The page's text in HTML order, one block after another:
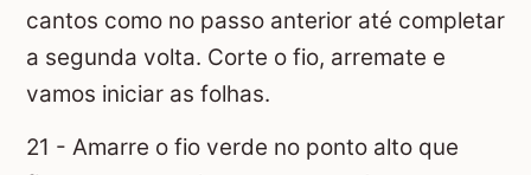
cantos como no passo anterior até completar
a segunda volta. Corte o fio, arremate e
vamos iniciar as folhas.
21 - Amarre o fio verde no ponto alto que